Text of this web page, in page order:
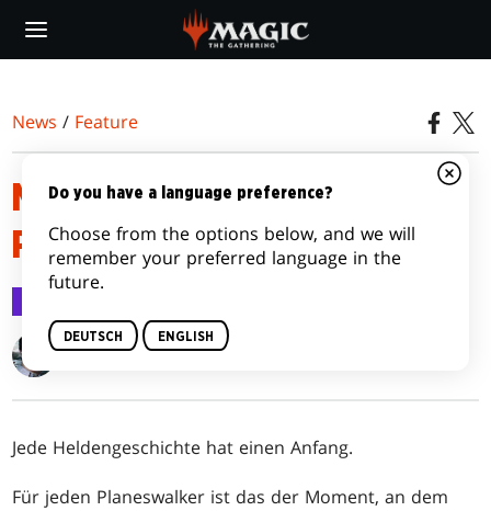
main
News / Feature
MAGIC URSPRÜNGE
PRERELEASE-ARTIKEL
Gavin Verhey
Jede Heldengeschichte hat einen Anfang.
Für jeden Planeswalker ist das der Moment, an dem
Do you have a language preference?
Choose from the options below, and we will
remember your preferred language in the
future.
DEUTSCH ENGLISH